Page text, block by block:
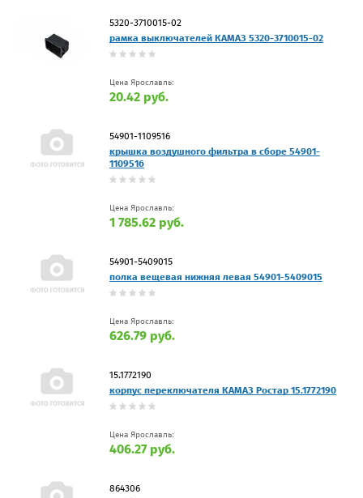
5320-3710015-02
рамка выключателей КАМАЗ 5320-3710015-02
Цена Ярославль:
20.42 руб.
54901-1109516
крышка воздушного фильтра в сборе 54901-
1109516
Цена Ярославль:
1 785.62 руб.
54901-5409015
полка вещевая нижняя левая 54901-5409015
Цена Ярославль:
626.79 руб.
15.1772190
корпус переключателя КАМАЗ Ростар 15.1772190
Цена Ярославль:
406.27 руб.
864306